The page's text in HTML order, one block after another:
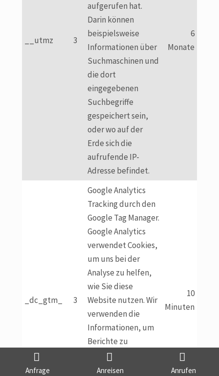
__utmz 3
aufgerufen hat.
Darin können
beispielsweise
Informationen über
Suchmaschinen und
die dort
eingegebenen
Suchbegriffe
gespeichert sein,
oder wo auf der
Erde sich die
aufrufende IP-
Adresse befindet.
6
Monate
_dc_gtm_ 3
Google Analytics
Tracking durch den
Google Tag Manager.
Google Analytics
verwendet Cookies,
um uns bei der
Analyse zu helfen,
wie Sie diese
Website nutzen. Wir
verwenden die
Informationen, um
Berichte zu
erstellen und uns
bei der
10
Minuten
Anfrage Anreisen Anrufen